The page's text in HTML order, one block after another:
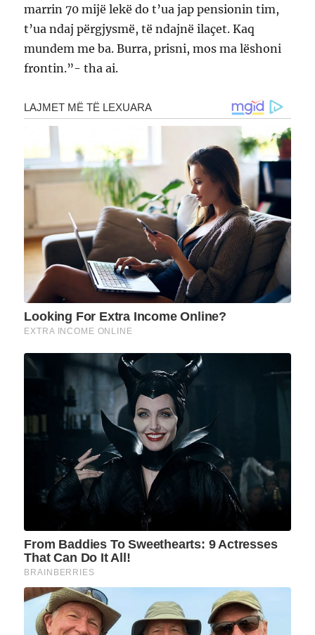
marrin 70 mijë lekë do t’ua jap pensionin tim,
t’ua ndaj përgjysmë, të ndajnë ilaçet. Kaq
mundem me ba. Burra, prisni, mos ma lëshoni
frontin.”- tha ai.